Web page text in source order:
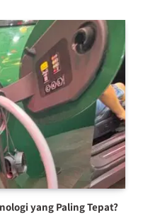
yang Paling Tepat?